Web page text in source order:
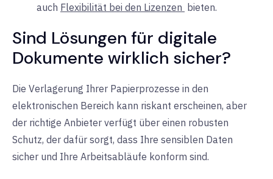
auch Flexibilität bei den Lizenzen bieten.
Sind Lösungen für digitale
Dokumente wirklich sicher?
Die Verlagerung Ihrer Papierprozesse in den
elektronischen Bereich kann riskant erscheinen, aber
der richtige Anbieter verfügt über einen robusten
Schutz, der dafür sorgt, dass Ihre sensiblen Daten
sicher und Ihre Arbeitsabläufe konform sind.